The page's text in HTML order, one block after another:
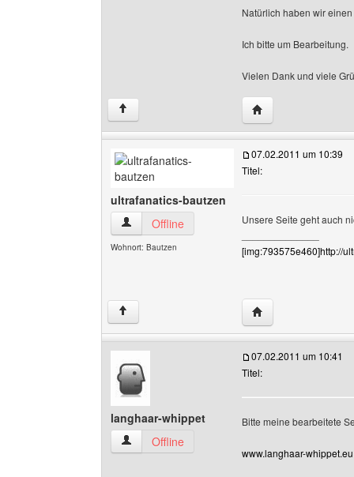
Natürlich haben wir
Ich bitte um Bearbeitung.
Vielen Dank und viele
↑ Website dieses
ultrafanatics-bautzen
ultrafanatics-bautzen Benutzer-Profile
Offline
Wohnort: Bautzen
07.02.2011 um 10:39
Titel:
Unsere Seite geht auch
[img:793575e460]http://
↑ Website dieses
langhaar-whippet
langhaar-whippet Benutzer-Profile anzeigen
Offline
07.02.2011 um 10:41
Titel:
Bitte meine bearbeitete
www.langhaar-whippet.eu